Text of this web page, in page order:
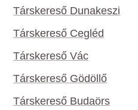
Társkereső Dunakeszi
Társkereső Cegléd
Társkereső Vác
Társkereső Gödöllő
Társkereső Budaörs